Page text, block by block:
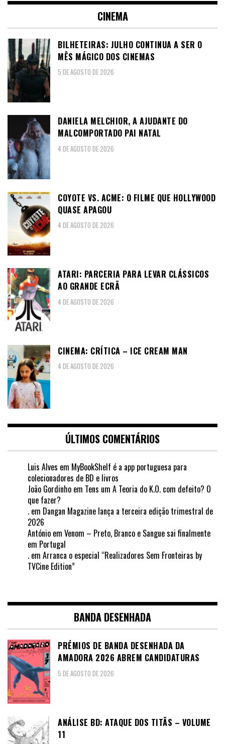
CINEMA
BILHETEIRAS: JULHO CONTINUA A SER O
MÊS MÁGICO DOS CINEMAS
5 DE AGOSTO DE 2026
DANIELA MELCHIOR, A AJUDANTE DO
MALCOMPORTADO PAI NATAL
4 DE AGOSTO DE 2026
COYOTE VS. ACME: O FILME QUE HOLLYWOOD
QUASE APAGOU
4 DE AGOSTO DE 2026
ATARI: PARCERIA PARA LEVAR CLÁSSICOS
AO GRANDE ECRÃ
4 DE AGOSTO DE 2026
CINEMA: CRÍTICA – ICE CREAM MAN
4 DE AGOSTO DE 2026
ÚLTIMOS COMENTÁRIOS
Luis Alves em MyBookShelf é a app portuguesa para
colecionadores de BD e livros
João Gordinho em Tens um A Teoria do K.O. com defeito? O
que fazer?
. em Dangan Magazine lança a terceira edição trimestral de
2026
António em Venom – Preto, Branco e Sangue sai finalmente
em Portugal
. em Arranca o especial “Realizadores Sem Fronteiras by
TVCine Edition”
BANDA DESENHADA
PRÉMIOS DE BANDA DESENHADA DA
AMADORA 2026 ABREM CANDIDATURAS
5 DE AGOSTO DE 2026
ANÁLISE BD: ATAQUE DOS TITÃS – VOLUME
11